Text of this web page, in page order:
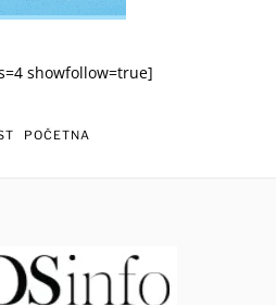
showfollow=true]
POČETNA